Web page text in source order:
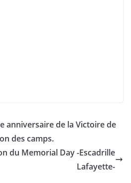
anniversaire de la Victoire de
des camps.
du Memorial Day -Escadrille
Lafayette-